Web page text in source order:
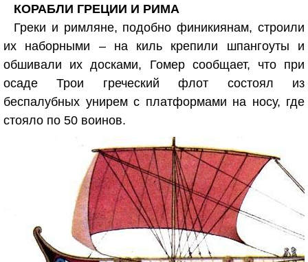
КОРАБЛИ ГРЕЦИИ И РИМА
Греки и римляне, подобно финикиянам, строили
их наборными – на киль крепили шпангоуты и
обшивали их досками, Гомер сообщает, что при
осаде Трои греческий флот состоял из
беспалубных унирем с платформами на носу, где
стояло по 50 воинов.